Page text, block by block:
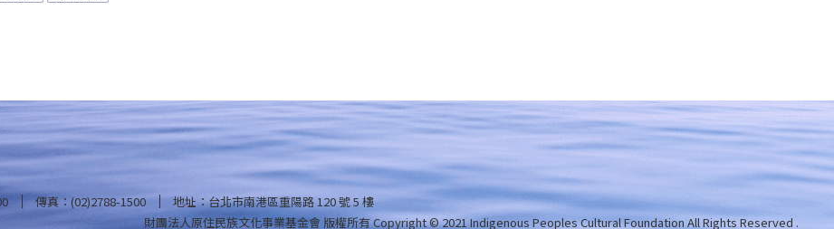
傳真：(02)2788-1500
地址：台北市南港區重陽路 120 號 5 樓
財團法人原住民族文化事業基金會 版權所有Copyright © 2021 Indigenous Peoples Cultural Foundation All Rights Reserved .